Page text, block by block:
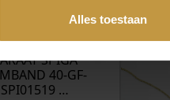
Alles toestaan
GOLD FILTÉ 14
SPIGA
40-GF-
SPI01519 …